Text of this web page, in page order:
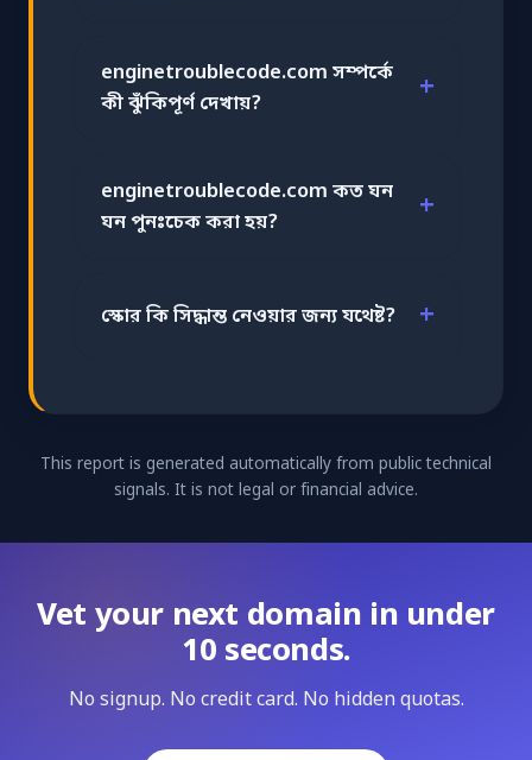
enginetroublecode.com সম্পর্কে
কী ঝুঁকিপূর্ণ দেখায়?
enginetroublecode.com কত ঘন
ঘন পুনঃচেক করা হয়?
স্কোর কি সিদ্ধান্ত নেওয়ার জন্য যথেষ্ট?
This report is generated automatically from public technical
signals. It is not legal or financial advice.
Vet your next domain in under
10 seconds.
No signup. No credit card. No hidden quotas.